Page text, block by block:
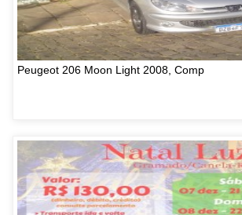
Peugeot 206 Moon Light 2008, Comp